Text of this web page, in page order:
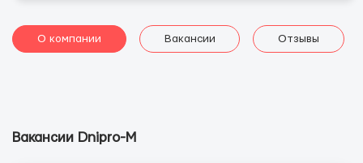
О компании Вакансии Отзывы
Вакансии Dnipro-M